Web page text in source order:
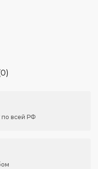
по всей РФ